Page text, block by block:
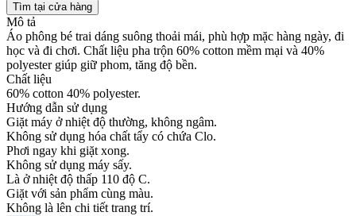
Tìm tại cửa hàng
Mô tả
Áo phông bé trai dáng suông thoải mái, phù hợp mặc hàng ngày, đi
học và đi chơi. Chất liệu pha trộn 60% cotton mềm mại và 40%
polyester giúp giữ phom, tăng độ bền.
Chất liệu
60% cotton 40% polyester.
Hướng dẫn sử dụng
Giặt máy ở nhiệt độ thường, không ngâm.
Không sử dụng hóa chất tẩy có chứa Clo.
Phơi ngay khi giặt xong.
Không sử dụng máy sấy.
Là ở nhiệt độ thấp 110 độ C.
Giặt với sản phẩm cùng màu.
Không là lên chi tiết trang trí.